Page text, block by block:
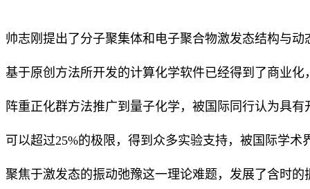
帅志刚提出了分子聚集体和电子聚合物激发态结构与
基于原创方法所开发的计算化学软件已经得到了商业
阵重正化群方法推广到量子化学，被国际同行认为具
可以超过25%的极限，得到众多实验支持，被国际学
聚焦于激发态的振动弛豫这一理论难题，发展了含时